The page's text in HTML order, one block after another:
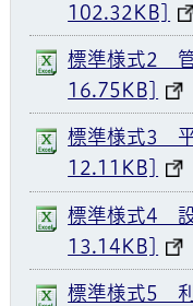
102.32KB]
標準様式2 管
16.75KB]
標準様式3 平
12.11KB]
標準様式4 設
13.14KB]
標準様式5 利